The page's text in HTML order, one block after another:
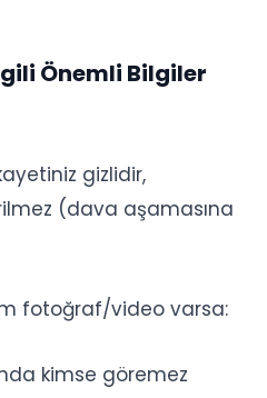
Önemli Bilgiler
gizlidir,
(dava aşamasına
fotoğraf/video varsa:
kimse göremez